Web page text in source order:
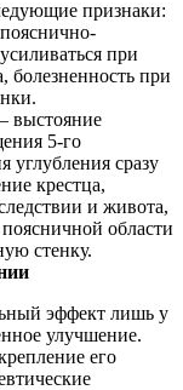
признаки:
при
болезненность при
выстояние
5-го
углубления сразу
крестца,
и живота,
области
стенку.
эффект лишь у
улучшение.
его